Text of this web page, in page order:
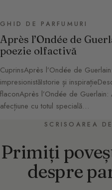
GHID DE PARFUMURI
Après l’Ondée de
poezie olfactivă
CuprinsAprès l’Ondée de
impresionistăIstorie și
flaconAprès l’Ondée de
afecțiune cu totul specială…
SCRISOAREA
Primiți
despre